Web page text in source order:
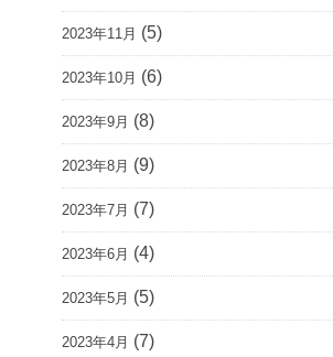
2023年11月 (5)
2023年10月 (6)
2023年9月 (8)
2023年8月 (9)
2023年7月 (7)
2023年6月 (4)
2023年5月 (5)
2023年4月 (7)